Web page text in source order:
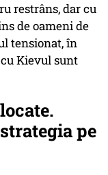
restrâns, dar cu
de oameni de
tensionat, în
Kievul sunt
pe